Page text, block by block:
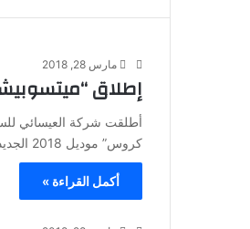
مارس 28, 2018
إطلاق “ميتسوبيشي إكليبس
أطلقت شركة العيسائي
كروس” موديل 2018 الجديدة كلياً، وهي من…
أكمل القراءة »